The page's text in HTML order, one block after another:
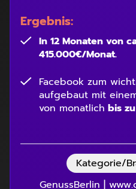
Ergebnis:
In 12 Monaten von
415.000€/Monat.
Facebook zum
aufgebaut mit
von monatlich bis
Kategorie/
GenussBerlin |